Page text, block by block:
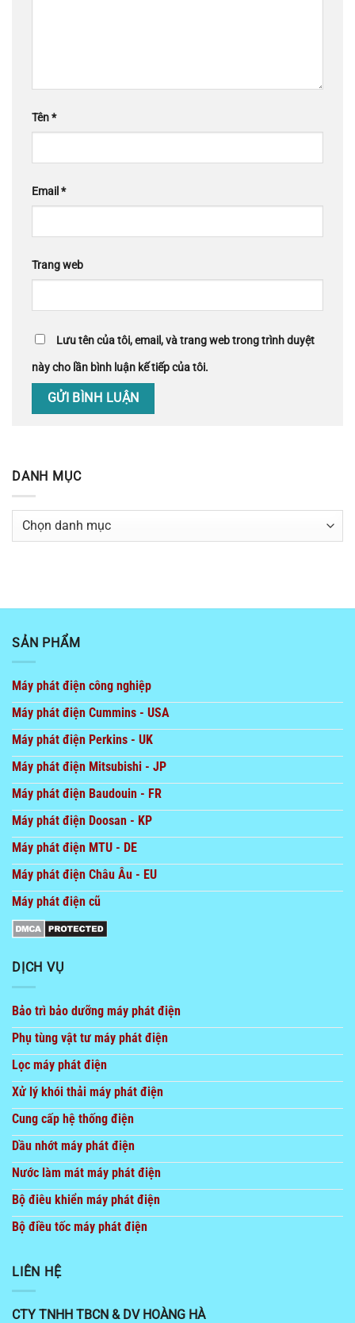
Tên*
Email *
Trang web
Lưu tên của tôi, email, và trang web trong trình duyệt
này cho lần bình luận kế tiếp của tôi.
DANH MỤC
Danh
SẢN PHẨM
Máy phát điện công nghiệp
Máy phát điện Cummins - USA
Máy phát điện Perkins - UK
Máy phát điện Mitsubishi - JP
Máy phát điện Baudouin - FR
Máy phát điện Doosan - KP
Máy phát điện MTU - DE
Máy phát điện Châu Âu - EU
Máy phát điện cũ
DỊCH VỤ
Bảo trì bảo dưỡng máy phát điện
Phụ tùng vật tư máy phát điện
Lọc máy phát điện
Xử lý khói thải máy phát điện
Cung cấp hệ thống điện
Dầu nhớt máy phát điện
Nước làm mát máy phát điện
Bộ điêu khiển máy phát điện
Bộ điều tốc máy phát điện
LIÊN HỆ
CTY TNHH TBCN & DV HOÀNG HÀ